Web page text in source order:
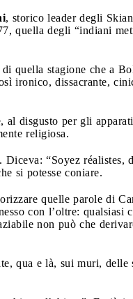
, storico leader degli
quella degli “indiani
quella stagione che a
ironico, dissacrante,
disgusto per gli
religiosa.
“Soyez réalistes,
si potesse coniare.
quelle parole di
con l’oltre: qualsiasi
non può che
qua e là, sui muri,